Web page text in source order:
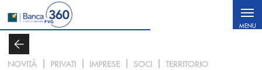
Salta al contenuto principale
MENU
NOVITÀ PRIVATI IMPRESE SOCI TERRITORIO